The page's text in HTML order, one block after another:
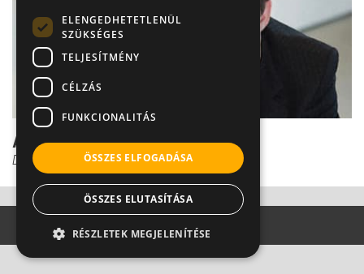
Az álmatlanság kezelése
Dr. Kiss Gábor
ELENGEDHETETLENÜL
SZÜKSÉGES
TELJESÍTMÉNY
CÉLZÁS
FUNKCIONALITÁS
ÖSSZES ELFOGADÁSA
ÖSSZES ELUTASÍTÁSA
RÉSZLETEK MEGJELENÍTÉSE